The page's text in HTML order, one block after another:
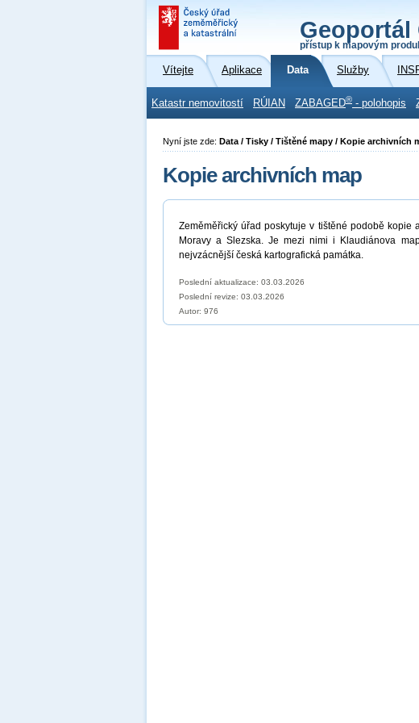
Geoportál
přístup k mapovým
Vítejte Aplikace Data Služby
Katastr nemovitostí RÚIAN ZABAGED® - polohopis
Nyní jste zde: Data / Tisky / Tištěné mapy / Kopie archivních
Kopie archivních map
Zeměměřický úřad poskytuje v tištěné podobě kopie
Moravy a Slezska. Je mezi nimi i Klaudiánova
nejvzácnější česká kartografická památka.
Poslední aktualizace: 03.03.2026
Poslední revize: 03.03.2026
Autor: 976